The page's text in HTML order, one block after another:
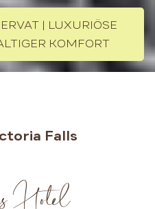
| LUXURIÖSE
KOMFORT
Falls